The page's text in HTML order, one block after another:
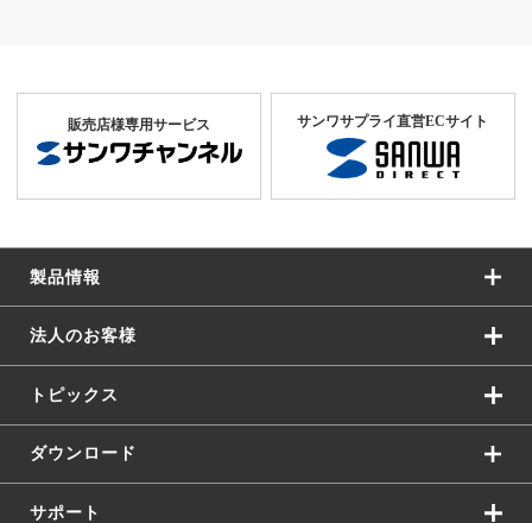
販売店様専用サービス サンワサプライ直営ECサイト
製品情報
法人のお客様
トピックス
ダウンロード
サポート